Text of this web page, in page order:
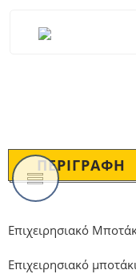
ΠΕΡΙΓΡΑΦΉ
Επιχειρησιακό
Επιχειρησιακό